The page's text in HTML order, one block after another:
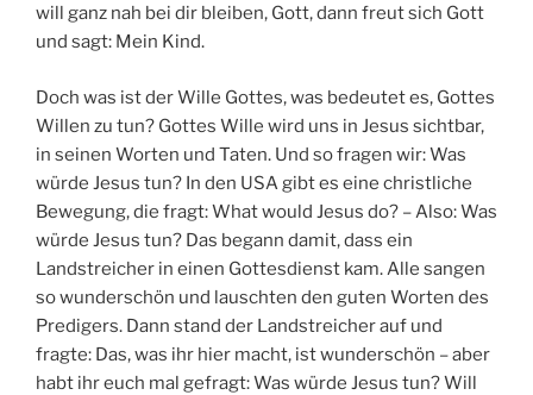
will ganz nah bei dir bleiben, Gott, dann freut sich Gott
und sagt: Mein Kind.
Doch was ist der Wille Gottes, was bedeutet es, Gottes
Willen zu tun? Gottes Wille wird uns in Jesus sichtbar,
in seinen Worten und Taten. Und so fragen wir: Was
würde Jesus tun? In den USA gibt es eine christliche
Bewegung, die fragt: What would Jesus do? – Also: Was
würde Jesus tun? Das begann damit, dass ein
Landstreicher in einen Gottesdienst kam. Alle sangen
so wunderschön und lauschten den guten Worten des
Predigers. Dann stand der Landstreicher auf und
fragte: Das, was ihr hier macht, ist wunderschön – aber
habt ihr euch mal gefragt: Was würde Jesus tun? Will